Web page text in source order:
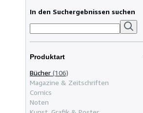
In den Suchergebnissen suchen
Produktart
Bücher (106)
Magazine & Zeitschriften
Comics
Noten